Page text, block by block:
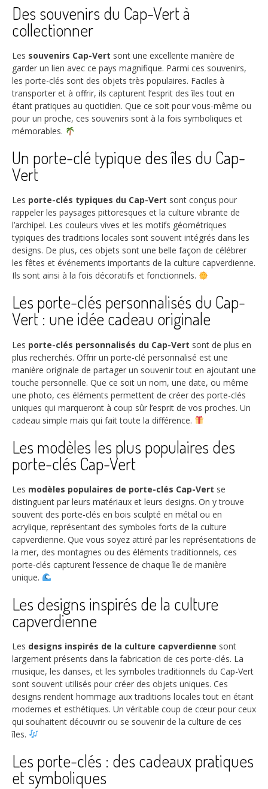
Des souvenirs du Cap-Vert à
collectionner
Les souvenirs Cap-Vert sont une excellente manière de
garder un lien avec ce pays magnifique. Parmi ces souvenirs,
les porte-clés sont des objets très populaires. Faciles à
transporter et à offrir, ils capturent l’esprit des îles tout en
étant pratiques au quotidien. Que ce soit pour vous-même ou
pour un proche, ces souvenirs sont à la fois symboliques et
mémorables.
Un porte-clé typique des îles du Cap-
Vert
Les porte-clés typiques du Cap-Vert sont conçus pour
rappeler les paysages pittoresques et la culture vibrante de
l’archipel. Les couleurs vives et les motifs géométriques
typiques des traditions locales sont souvent intégrés dans les
designs. De plus, ces objets sont une belle façon de célébrer
les fêtes et événements importants de la culture capverdienne.
Ils sont ainsi à la fois décoratifs et fonctionnels.
Les porte-clés personnalisés du Cap-
Vert : une idée cadeau originale
Les porte-clés personnalisés du Cap-Vert sont de plus en
plus recherchés. Offrir un porte-clé personnalisé est une
manière originale de partager un souvenir tout en ajoutant une
touche personnelle. Que ce soit un nom, une date, ou même
une photo, ces éléments permettent de créer des porte-clés
uniques qui marqueront à coup sûr l’esprit de vos proches. Un
cadeau simple mais qui fait toute la différence.
Les modèles les plus populaires des
porte-clés Cap-Vert
Les modèles populaires de porte-clés Cap-Vert se
distinguent par leurs matériaux et leurs designs. On y trouve
souvent des porte-clés en bois sculpté en métal ou en
acrylique, représentant des symboles forts de la culture
capverdienne. Que vous soyez attiré par les représentations de
la mer, des montagnes ou des éléments traditionnels, ces
porte-clés capturent l’essence de chaque île de manière
unique.
Les designs inspirés de la culture
capverdienne
Les designs inspirés de la culture capverdienne sont
largement présents dans la fabrication de ces porte-clés. La
musique, les danses, et les symboles traditionnels du Cap-Vert
sont souvent utilisés pour créer des objets uniques. Ces
designs rendent hommage aux traditions locales tout en étant
modernes et esthétiques. Un véritable coup de cœur pour ceux
qui souhaitent découvrir ou se souvenir de la culture de ces
îles.
Les porte-clés : des cadeaux pratiques
et symboliques